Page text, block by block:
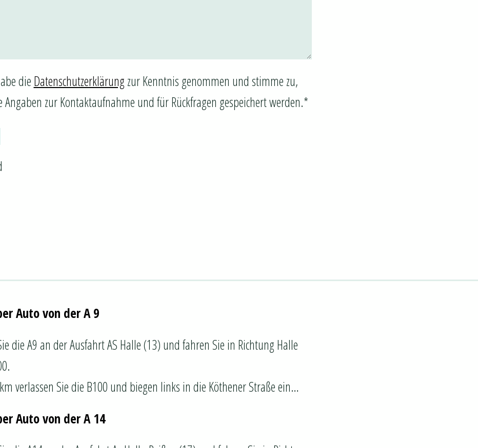
die Datenschutzerklärung zur Kenntnis genommen und stimme zu,
Angaben zur Kontaktaufnahme und für Rückfragen gespeichert werden.*
Auto von der A 9
die A9 an der Ausfahrt AS Halle (13) und fahren Sie in Richtung Halle
verlassen Sie die B100 und biegen links in die Köthener Straße ein…
Auto von der A 14